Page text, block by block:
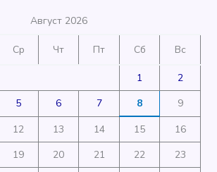
Август 2026
Ср Чт Пт Сб Вс
1
2
5 6 7 8
9
12 13 14 15
16
19 20 21 22
23